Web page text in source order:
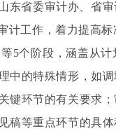
东省委审计办、省
工作，着力提高标
5个阶段，涵盖从
中的特殊情形，如
键环节的有关要求
稿等重点环节的具